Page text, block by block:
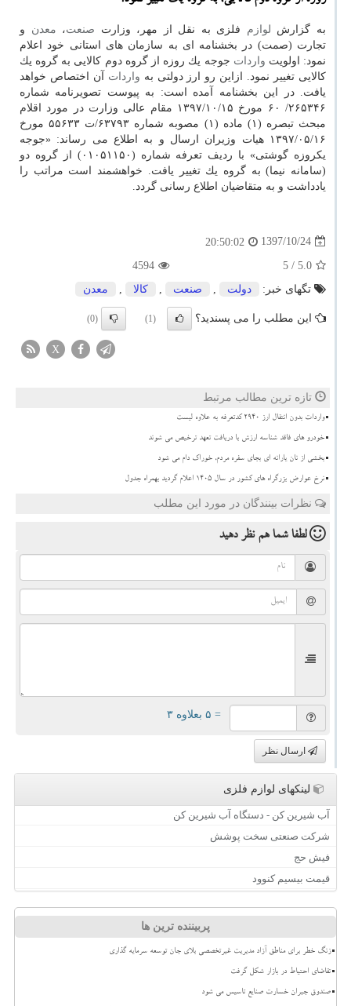
به گزارش لوازم فلزی به نقل از مهر، وزارت صنعت، معدن و
تجارت (صمت) در بخشنامه ای به سازمان های استانی خود اعلام
نمود: اولویت واردات جوجه یك روزه از گروه دوم كالایی به گروه یك
كالایی تغییر نمود. ازاین رو ارز دولتی به واردات آن اختصاص خواهد
یافت. در این بخشنامه آمده است: به پیوست تصویرنامه شماره
۲۶۵۳۴۶/ ۶۰ مورخ ۱۳۹۷/۱۰/۱۵ مقام عالی وزارت در مورد اقلام
مبحث تبصره (۱) ماده (۱) مصوبه شماره ۶۳۷۹۳/ت ۵۵۶۳۳ مورخ
۱۳۹۷/۰۵/۱۶ هیات وزیران ارسال و به اطلاع می رساند: «جوجه
یكروزه گوشتی» با ردیف تعرفه شماره (۰۱۰۵۱۱۵۰) از گروه دو
(سامانه نیما) به گروه یك تغییر یافت. خواهشمند است مراتب را
یادداشت و به متقاضیان اطلاع رسانی گردد.
1397/10/24
20:50:02
5.0
/ 5
4594
تگهای خبر:
دولت , صنعت , كالا , معدن
این مطلب را می پسندید؟ (1)
(0)
X
تازه ترین مطالب مرتبط
واردات بدون انتقال ارز ۲۹۴۰ کدتعرفه به علاوه لیست
خودرو های فاقد شناسه ارزش با دریافت تعهد ترخیص می شوند
بخشی از نان یارانه ای بجای سفره مردم، خوراک دام می شود
نرخ عوارض بزرگراه های کشور در سال ۱۴۰۵ اعلام گردید بهمراه جدول
نظرات بینندگان در مورد این مطلب
لطفا شما همنظر دهید
= ۵ بعلاوه ۳
ارسال نظر
لینکهای لوازم فلزی
آب شیرین کن - دستگاه آب شیرین کن
شرکت صنعتی سخت پوشش
فیش حج
قیمت بیسیم کنوود
پربیننده ترین ها
زنگ خطر برای مناطق آزاد مدیریت غیرتخصصی بلای جان توسعه سرمایه گذاری
تقاضای احتیاط در بازار شکل گرفت
صندوق جبران خسارت صنایع تاسیس می شود